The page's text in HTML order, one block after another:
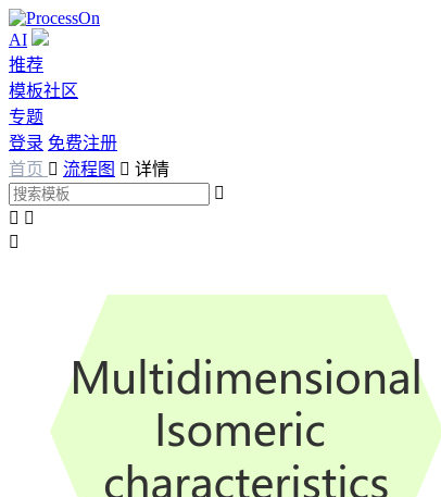
AI
推荐
模板社区
专题
登录 免费注册
首页  流程图  详情

 
